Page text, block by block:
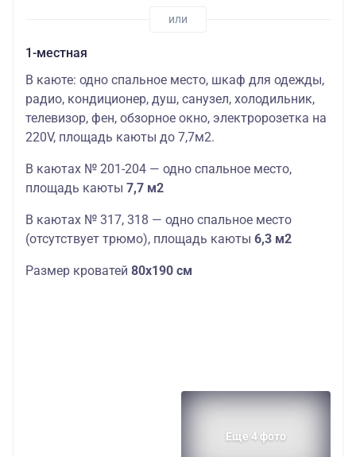
1-местная
В каюте: одно спальное место, шкаф для одежды,
радио, кондиционер, душ, санузел, холодильник,
телевизор, фен, обзорное окно, электророзетка на
220V, площадь каюты до 7,7м2.
В каютах № 201-204 — одно спальное место,
площадь каюты 7,7 м2
В каютах № 317, 318 — одно спальное место
(отсутствует трюмо), площадь каюты 6,3 м2
Размер кроватей 80х190 см
Еще 4 фото